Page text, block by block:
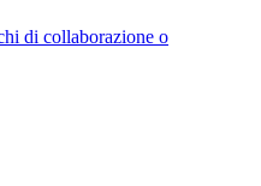
di collaborazione o